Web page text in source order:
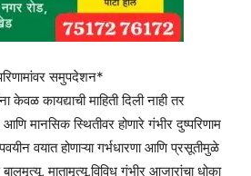
समुपदेशन*
केवळ कायद्याची माहिती दिली नाही तर
आणि मानसिक स्थितीवर होणारे गंभीर दुष्परिणाम
वयात होणाऱ्या गर्भधारणा आणि प्रसूतीमुळे
मातामृत्यू,विविध गंभीर आजारांचा धोका